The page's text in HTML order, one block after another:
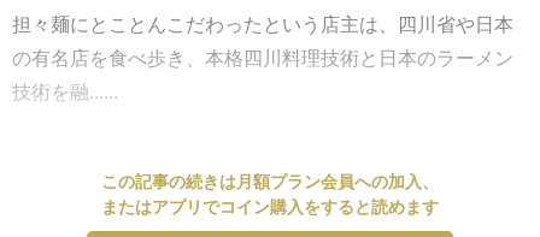
担々麺にとことんこだわったという店主は、四川省や日本
の有名店を食べ歩き、本格四川料理技術と日本のラーメン
技術を融......
この記事の続きは月額プラン会員への加入、
またはアプリでコイン購入をすると読めます